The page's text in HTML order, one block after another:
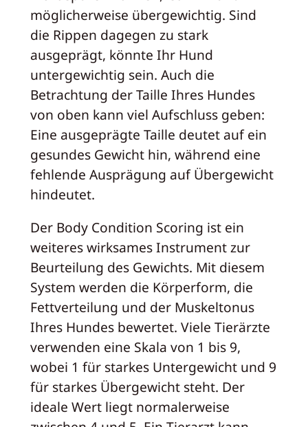
möglicherweise übergewichtig. Sind
die Rippen dagegen zu stark
ausgeprägt, könnte Ihr Hund
untergewichtig sein. Auch die
Betrachtung der Taille Ihres Hundes
von oben kann viel Aufschluss geben:
Eine ausgeprägte Taille deutet auf ein
gesundes Gewicht hin, während eine
fehlende Ausprägung auf Übergewicht
hindeutet.
Der Body Condition Scoring ist ein
weiteres wirksames Instrument zur
Beurteilung des Gewichts. Mit diesem
System werden die Körperform, die
Fettverteilung und der Muskeltonus
Ihres Hundes bewertet. Viele Tierärzte
verwenden eine Skala von 1 bis 9,
wobei 1 für starkes Untergewicht und 9
für starkes Übergewicht steht. Der
ideale Wert liegt normalerweise